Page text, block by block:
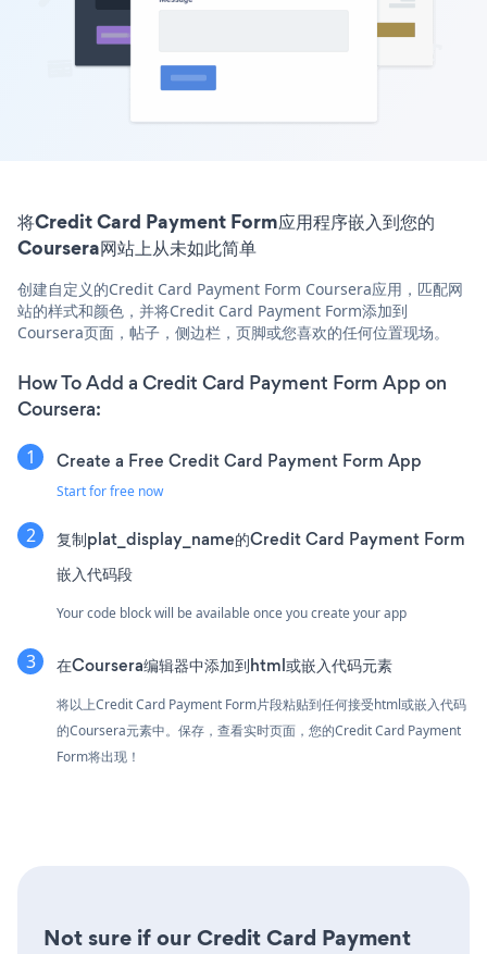
将Credit Card Payment Form应用程序嵌入到您的
Coursera网站上从未如此简单
创建自定义的Credit Card Payment Form Coursera应用，匹配网
站的样式和颜色，并将Credit Card Payment Form添加到
Coursera页面，帖子，侧边栏，页脚或您喜欢的任何位置现场。
How To Add a Credit Card Payment Form App on
Coursera:
Create a Free Credit Card Payment Form App
Start for free now
复制plat_display_name的Credit Card Payment Form
嵌入代码段
Your code block will be available once you create your app
在Coursera编辑器中添加到html或嵌入代码元素
将以上Credit Card Payment Form片段粘贴到任何接受html或嵌入代码
的Coursera元素中。保存，查看实时页面，您的Credit Card Payment
Form将出现！
Not sure if our Credit Card Payment